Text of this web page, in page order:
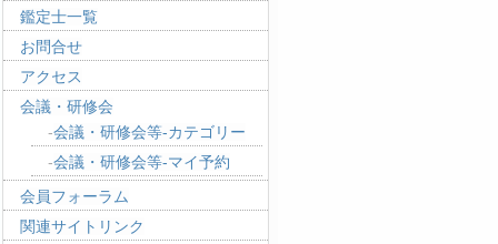
鑑定士一覧
お問合せ
アクセス
会議・研修会
会議・研修会等-カテゴリー
会議・研修会等-マイ予約
会員フォーラム
関連サイトリンク